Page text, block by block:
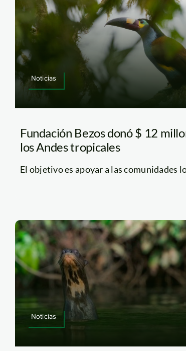
Noticias
Fundación Bezos donó $ 12
los Andes tropicales
El objetivo es apoyar a las comunidades
Noticias